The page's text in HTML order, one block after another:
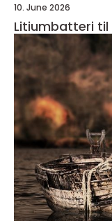
10. June 2026
Litiumbatteri